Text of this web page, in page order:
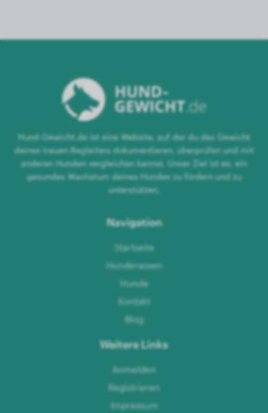
Hund-Gewicht.de ist eine Website, auf der du das Gewicht
deines treuen Begleiters dokumentieren, überprüfen und mit
anderen Hunden vergleichen kannst. Unser Ziel ist es, ein
gesundes Wachstum deines Hundes zu fördern und zu
unterstützen.
Navigation
Startseite
Hunderassen
Hunde
Kontakt
Blog
Weitere Links
Anmelden
Registrieren
Impressum